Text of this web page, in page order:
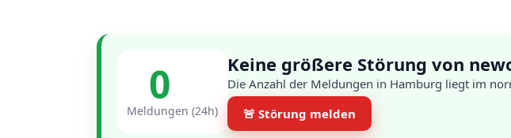
0
Meldungen (24h)
Keine größere Störung von
Die Anzahl der Meldungen in Hamburg liegt im
🚨 Störung melden